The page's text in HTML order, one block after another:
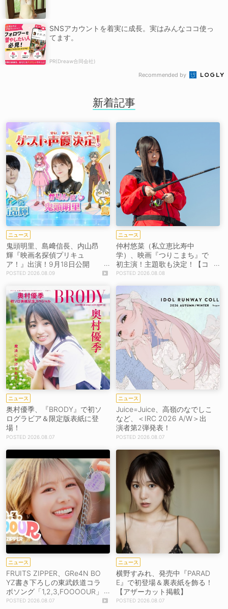
SNSアカウントを着実に成長。実はみんなココ使っ
てます。
PR(Dreaw合同会社)
Recommended by
新着記事
ニュース
鬼頭明里、島﨑信長、内山昂
輝『映画名探偵プリキュ
ア！』出演！9月18日公開
【コメントあり】
2026.08.09
ニュース
仲村悠菜（私立恵比寿中
学）、映画『つりこまち』で
初主演！主題歌も決定！【コ
メントあり】
2026.08.08
ニュース
奥村優季、『BRODY』で初ソ
ログラビア＆限定版表紙に登
場！
2026.08.07
ニュース
Juice=Juice、高嶺のなでしこ
など、＜IRC 2026 A/W＞出
演者第2弾発表！
2026.08.07
ニュース
FRUITS ZIPPER、GRe4N BO
YZ書き下ろしの東武鉄道コラ
ボソング「1,2,3,FOOOOUR」
をリリース＆MV公開！
2026.08.07
ニュース
横野すみれ、発売中『PARAD
E』で初登場＆裏表紙を飾る！
【アザーカット掲載】
2026.08.07